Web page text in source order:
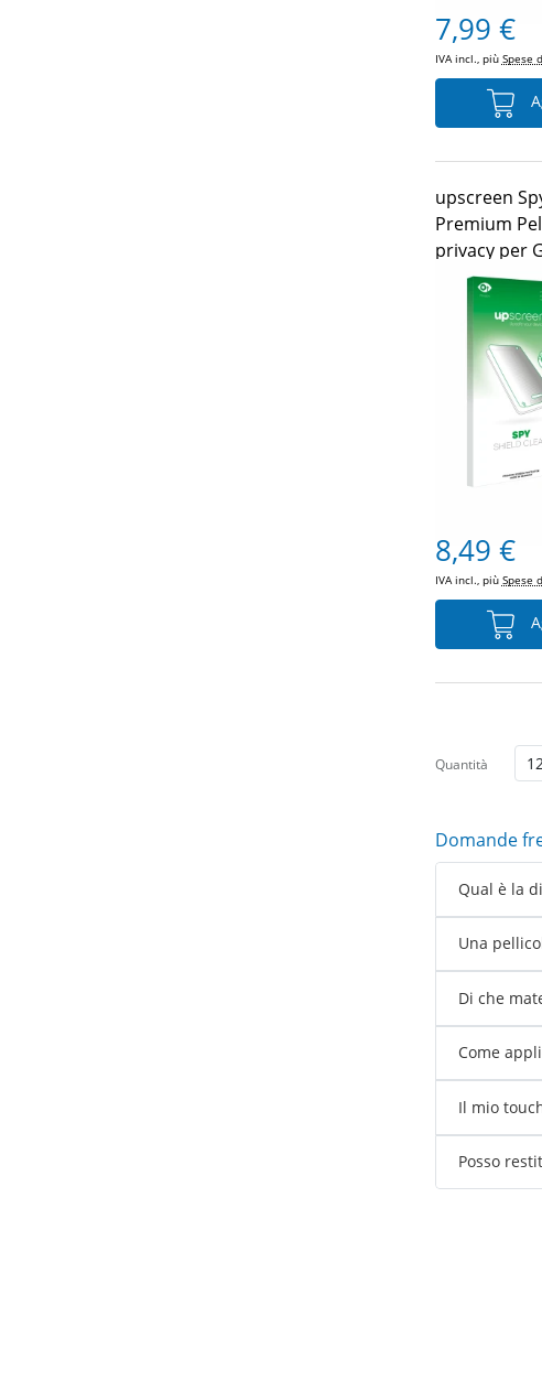
7,99 €
IVA incl., più Spese
upscreen
Premium
privacy per
265 (46 mm)
8,49 €
IVA incl., più Spese
Quantità
Domande
Qual è la
Una
Di che
Come
Il mio
Posso